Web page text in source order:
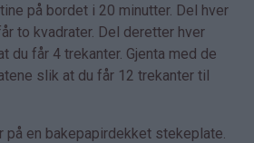
på bordet i 20 minutter. Del hver
to kvadrater. Del deretter hver
du får 4 trekanter. Gjenta med de
slik at du får 12 trekanter til
på en bakepapirdekket stekeplate.